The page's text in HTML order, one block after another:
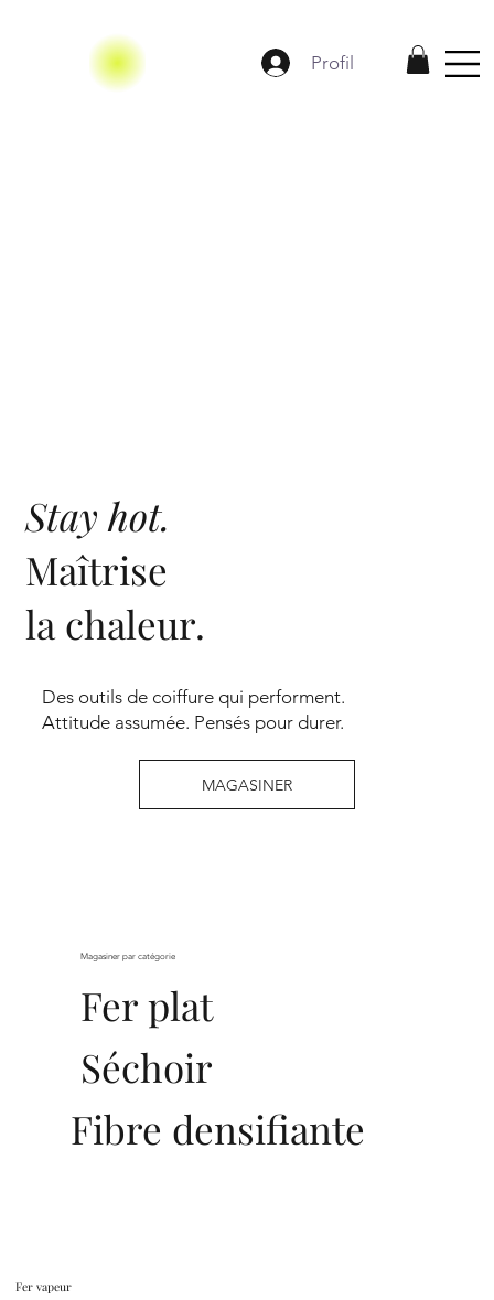
Profil
Stay hot.
Maîtrise
la chaleur.
Des outils de coiffure qui performent.
Attitude assumée. Pensés pour durer.
MAGASINER
Magasiner par catégorie
Fer plat
Séchoir
Fibre densifiante
Fer vapeur